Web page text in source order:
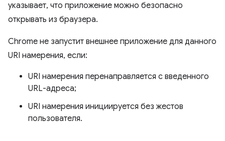
указывает, что приложение можно безопасно
открывать из браузера.
Chrome не запустит внешнее приложение для данного
URI намерения, если:
URI намерения перенаправляется с введенного
URL-адреса;
URI намерения инициируется без жестов
пользователя.